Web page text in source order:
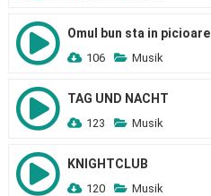
Omul bun sta in picioare
106 Musik
TAG UND NACHT
123 Musik
KNIGHTCLUB
120 Musik